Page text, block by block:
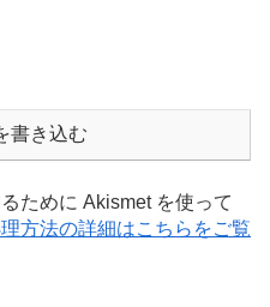
書き込む
ために Akismet を使って
方法の詳細はこちらをご覧